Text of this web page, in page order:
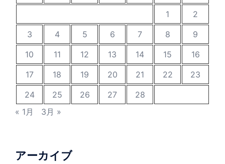
1
2
3
4 5 6 7 8
9
10
11 12 13 14 15
16
17
18 19 20 21 22
23
24
25 26 27
28
« 1月
3月 »
アーカイブ